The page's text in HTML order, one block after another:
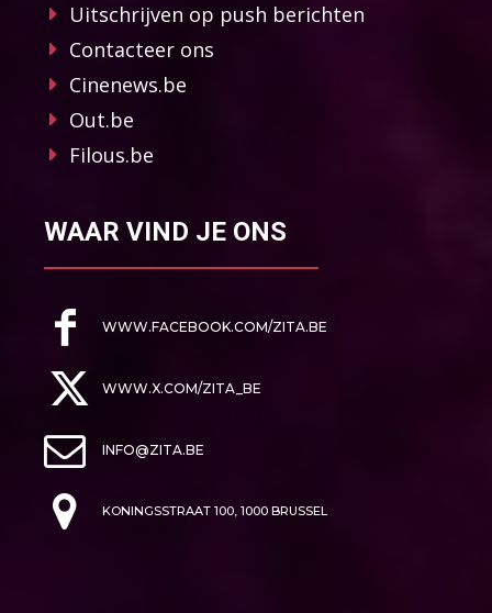
Uitschrijven op push berichten
Contacteer ons
Cinenews.be
Out.be
Filous.be
WAAR VIND JE ONS
WWW.FACEBOOK.COM/ZITA.BE
WWW.X.COM/ZITA_BE
INFO@ZITA.BE
KONINGSSTRAAT 100, 1000 BRUSSEL